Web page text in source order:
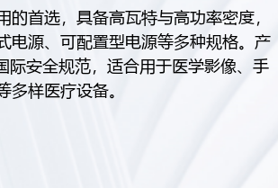
首选，具备高瓦特与高功率密度，
电源、可配置型电源等多种规格。产
安全规范，适合用于医学影像、手
样医疗设备。